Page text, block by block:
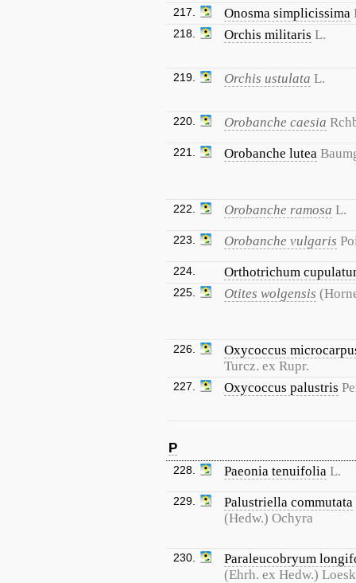
217. Onosma simplicissima
218. Orchis militaris L.
219. Orchis ustulata L.
220. Orobanche caesia
221. Orobanche lutea
222. Orobanche ramosa L.
223. Orobanche vulgaris
224. Orthotrichum
225. Otites wolgensis
226.
Oxycoccus
Turcz. ex Rupr.
227. Oxycoccus palustris
P
228. Paeonia tenuifolia L.
229.
Palustriella commutata
(Hedw.) Ochyra
230.
Paraleucobryum
(Ehrh. ex Hedw.)